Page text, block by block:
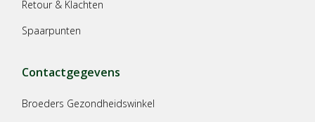
Retour & Klachten
Spaarpunten
Contactgegevens
Broeders Gezondheidswinkel